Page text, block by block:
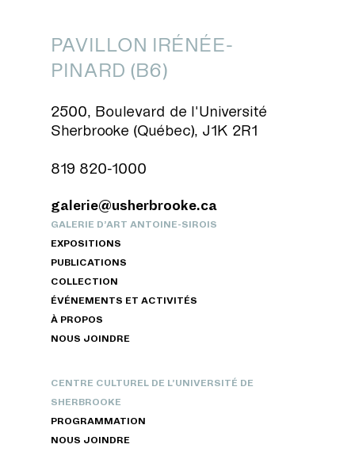
PAVILLON IRÉNÉE-
PINARD (B6)
2500, Boulevard de l'Université
Sherbrooke (Québec), J1K 2R1
819 820-1000
galerie@usherbrooke.ca
GALERIE D’ART ANTOINE-SIROIS
EXPOSITIONS
PUBLICATIONS
COLLECTION
ÉVÉNEMENTS ET ACTIVITÉS
À PROPOS
NOUS JOINDRE
CENTRE CULTUREL DE L’UNIVERSITÉ DE
SHERBROOKE
PROGRAMMATION
NOUS JOINDRE